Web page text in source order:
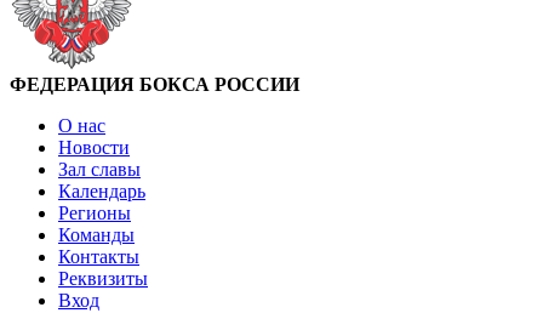
ФЕДЕРАЦИЯ БОКСА РОССИИ
О нас
Новости
Зал славы
Календарь
Регионы
Команды
Контакты
Реквизиты
Вход